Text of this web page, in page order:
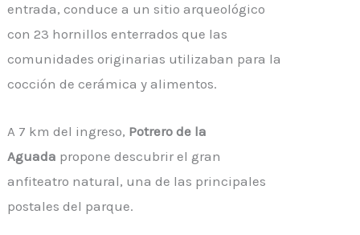
entrada, conduce a un sitio arqueológico
con 23 hornillos enterrados que las
comunidades originarias utilizaban para la
cocción de cerámica y alimentos.
A 7 km del ingreso, Potrero de la
Aguada propone descubrir el gran
anfiteatro natural, una de las principales
postales del parque.